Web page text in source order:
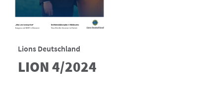
Lions Deutschland
LION 4/2024